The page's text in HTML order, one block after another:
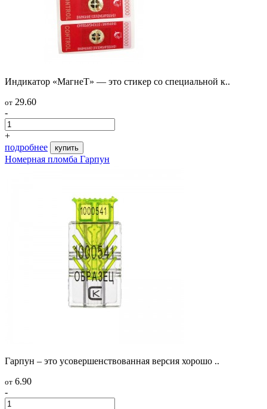
Индикатор «МагнеТ» — это стикер со специальной к..
от 29.60
-
+
подробнее
купить
Номерная пломба Гарпун
Гарпун – это усовершенствованная версия хорошо ..
от 6.90
-